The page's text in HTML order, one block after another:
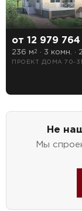
от 12 979 764
236 м 2 · 3 комн. ·
ПРОЕКТ ДОМА 70-31
Не
Мы